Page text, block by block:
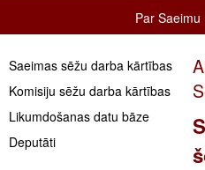
Par Saeimu
Saeimas sēžu darba kārtības
Komisiju sēžu darba kārtības
Likumdošanas datu bāze
Deputāti